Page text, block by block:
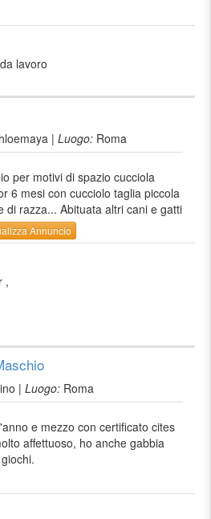
lavoro
| Luogo: Roma
per motivi di spazio cucciola
6 mesi con cucciolo taglia piccola
di razza... Abituata altri cani e gatti
Annuncio
,
| Luogo: Roma
e mezzo con certificato cites
affettuoso, ho anche gabbia